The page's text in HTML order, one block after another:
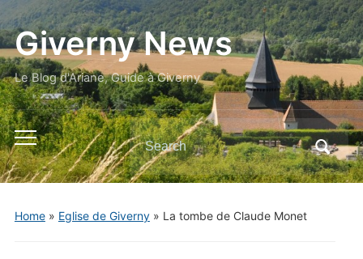
Giverny News
Le Blog d'Ariane, Guide à Giverny
Toggle
mobile
menu
Search
for:
Home» Eglise de Giverny» La tombe de Claude Monet